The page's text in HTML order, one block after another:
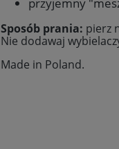
Sposób prania: pierz
Nie dodawaj
Made in Poland.